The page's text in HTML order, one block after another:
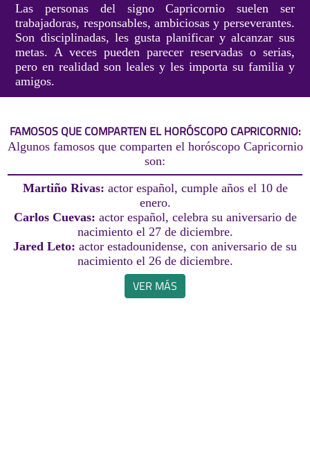
Las personas del signo Capricornio suelen ser
trabajadoras, responsables, ambiciosas y perseverantes.
Son disciplinadas, les gusta planificar y alcanzar sus
metas. A veces pueden parecer reservadas o serias,
pero en realidad son leales y les importa su familia y
amigos.
FAMOSOS QUE COMPARTEN EL HORÓSCOPO CAPRICORNIO:
Algunos famosos que comparten el horóscopo Capricornio
son:
Martiño Rivas: actor español, cumple años el 10 de
enero.
Carlos Cuevas: actor español, celebra su aniversario de
nacimiento el 27 de diciembre.
Jared Leto: actor estadounidense, con aniversario de su
nacimiento el 26 de diciembre.
VER MÁS